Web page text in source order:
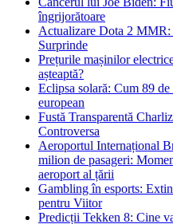
îngrijorătoare
Actualizare Dota 2 MMR:
Surprinde
Prețurile mașinilor
așteaptă?
Eclipsa solară: Cum 89
european
Fustă Transparentă
Controversa
Aeroportul Internațional
milion de pasageri:
aeroport al țării
Gambling în esports:
pentru Viitor
Predicții Tekken 8: Cine